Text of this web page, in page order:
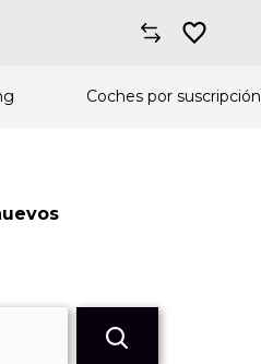
Coches por suscripción